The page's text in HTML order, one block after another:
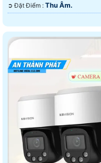
️➲ Đặt Điểm : Thu Âm.